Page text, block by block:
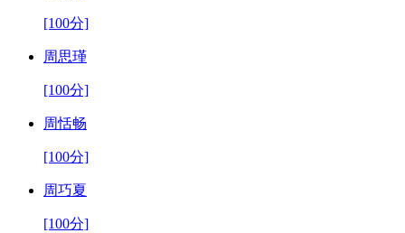
[100分]
周思瑾
[100分]
周恬畅
[100分]
周巧夏
[100分]